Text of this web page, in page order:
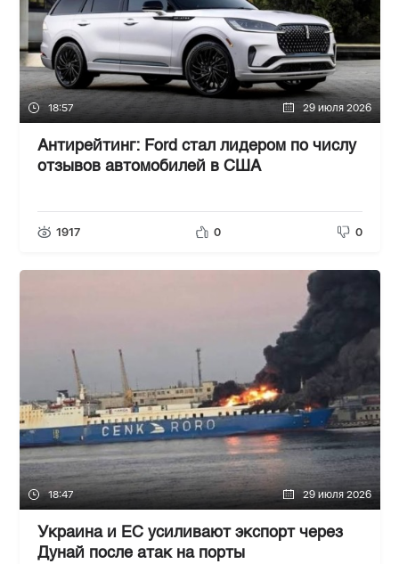
18:57 29 июля 2026
Антирейтинг: Ford стал лидером по числу
отзывов автомобилей в США
1917 0 0
18:47 29 июля 2026
Украина и ЕС усиливают экспорт через
Дунай после атак на порты